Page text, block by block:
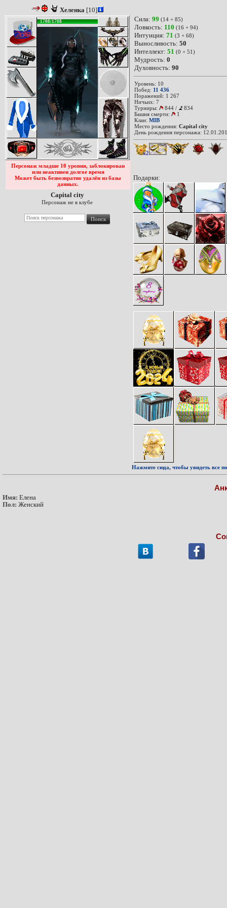
Хеленка[10]
1708/1708
Персонаж младше 10 уровня, заблокирован
или неактивен долгое время
Может быть безвозвратно удалён из базы
данных.
Capital city
Персонаж не в клубе
Сила: 99 (14 + 85)
Ловкость: 110 (16 + 94)
Интуиция: 71 (3 + 68)
Выносливость: 50
Интеллект: 51 (0 + 51)
Мудрость: 0
Духовность: 90
Уровень: 10
Побед: 11 436
Поражений: 1 267
Ничьих: 7
Турниры:
844 /
834
Башня смерти:
1
Клан: MIB
Место рождения: Capital city
День рождения персонажа:
x2
Подарки:
Нажмите сюда, чтобы увидеть все
Имя: Елена
Пол: Женский